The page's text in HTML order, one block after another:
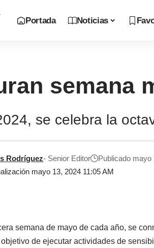
Portada Noticias
semana
se celebra la
mayo 13, 2024 11:05 AM
Rodríguez- Senior Editor Publicado mayo
semana de mayo de cada año, se
de ejecutar actividades de